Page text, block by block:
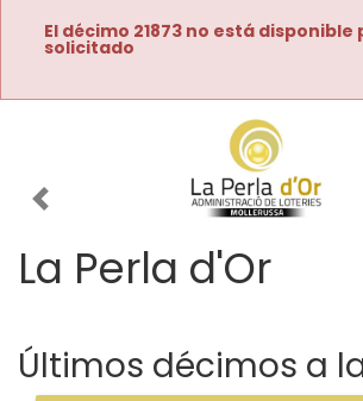
El décimo 21873 no está
solicitado
Imagen anterior
La Perla d'Or
Últimos décimos a